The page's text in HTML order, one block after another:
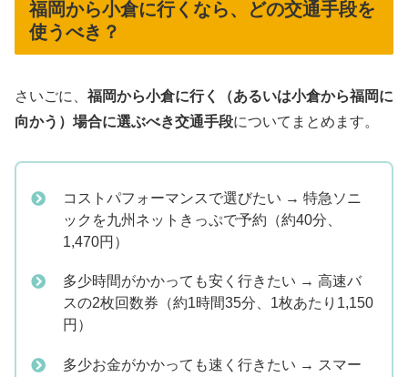
福岡から小倉に行くなら、どの交通手段を
使うべき？
さいごに、 福岡から小倉に行く（あるいは小倉から福岡に
向かう）場合に選ぶべき交通手段についてまとめます。
コストパフォーマンスで選びたい → 特急ソニ
ックを九州ネットきっぷで予約（約40分、
1,470円）
多少時間がかかっても安く行きたい → 高速バ
スの2枚回数券（約1時間35分、1枚あたり1,150
円）
多少お金がかかっても速く行きたい → スマー